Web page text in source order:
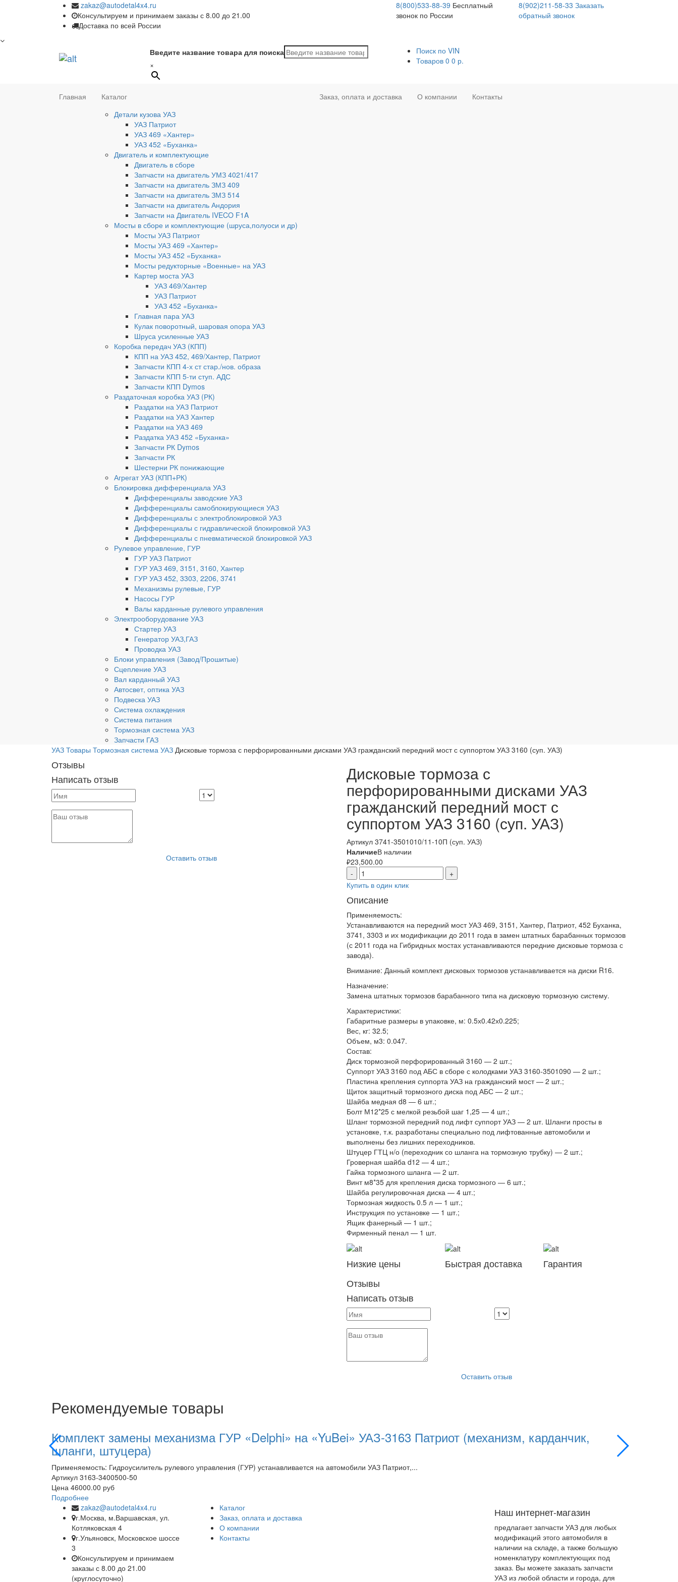
zakaz@autodetal4x4.ru
Консультируем и принимаем заказы с 8.00 до 21.00
Доставка по всей России
8(800)533-88-39 Бесплатный
звонок по России
8(902)211-58-33 Заказать
обратный звонок
Введите название товара для поиска
×
Поиск по VIN
Товаров 0 0 р.
Главная
Каталог
Детали кузова УАЗ
УАЗ Патриот
УАЗ 469 «Хантер»
УАЗ 452 «Буханка»
Двигатель и комплектующие
Двигатель в сборе
Запчасти на двигатель УМЗ 4021/417
Запчасти на двигатель ЗМЗ 409
Запчасти на двигатель ЗМЗ 514
Запчасти на двигатель Андория
Запчасти на Двигатель IVECO F1A
Мосты в сборе и комплектующие (шруса,полуоси и др)
Мосты УАЗ Патриот
Мосты УАЗ 469 «Хантер»
Мосты УАЗ 452 «Буханка»
Мосты редукторные «Военные» на УАЗ
Картер моста УАЗ
УАЗ 469/Хантер
УАЗ Патриот
УАЗ 452 «Буханка»
Главная пара УАЗ
Кулак поворотный, шаровая опора УАЗ
Шруса усиленные УАЗ
Коробка передач УАЗ (КПП)
КПП на УАЗ 452, 469/Хантер, Патриот
Запчасти КПП 4-х ст стар./нов. образа
Запчасти КПП 5-ти ступ. АДС
Запчасти КПП Dymos
Раздаточная коробка УАЗ (РК)
Раздатки на УАЗ Патриот
Раздатки на УАЗ Хантер
Раздатки на УАЗ 469
Раздатка УАЗ 452 «Буханка»
Запчасти РК Dymos
Запчасти РК
Шестерни РК понижающие
Агрегат УАЗ (КПП+РК)
Блокировка дифференциала УАЗ
Дифференциалы заводские УАЗ
Дифференциалы самоблокирующиеся УАЗ
Дифференциалы с электроблокировкой УАЗ
Дифференциалы с гидравлической блокировкой УАЗ
Дифференциалы с пневматической блокировкой УАЗ
Рулевое управление, ГУР
ГУР УАЗ Патриот
ГУР УАЗ 469, 3151, 3160, Хантер
ГУР УАЗ 452, 3303, 2206, 3741
Механизмы рулевые, ГУР
Насосы ГУР
Валы карданные рулевого управления
Электрооборудование УАЗ
Стартер УАЗ
Генератор УАЗ,ГАЗ
Проводка УАЗ
Блоки управления (Завод/Прошитые)
Сцепление УАЗ
Вал карданный УАЗ
Автосвет, оптика УАЗ
Подвеска УАЗ
Система охлаждения
Система питания
Тормозная система УАЗ
Запчасти ГАЗ
Заказ, оплата и доставка О компании Контакты
УАЗ Товары Тормозная система УАЗ Дисковые тормоза с перфорированными дисками УАЗ гражданский передний мост с суппортом УАЗ 3160 (суп. УАЗ)
Отзывы
Написать отзыв
Оставить отзыв
Дисковые тормоза с
перфорированными дисками УАЗ
гражданский передний мост с
суппортом УАЗ 3160 (суп. УАЗ)
Артикул 3741-3501010/11-10П (суп. УАЗ)
НаличиеВ наличии
₽23,500.00
-
+
Купить в один клик
Описание
Применяемость:
Устанавливаются на передний мост УАЗ 469, 3151, Хантер, Патриот, 452 Буханка,
3741, 3303 и их модификации до 2011 года в замен штатных барабанных тормозов
(с 2011 года на Гибридных мостах устанавливаются передние дисковые тормоза с
завода).
Внимание: Данный комплект дисковых тормозов устанавливается на диски R16.
Назначение:
Замена штатных тормозов барабанного типа на дисковую тормозную систему.
Характеристики:
Габаритные размеры в упаковке, м: 0.5х0.42х0.225;
Вес, кг: 32.5;
Объем, м3: 0.047.
Состав:
Диск тормозной перфорированный 3160 — 2 шт.;
Суппорт УАЗ 3160 под АБС в сборе с колодками УАЗ 3160-3501090 — 2 шт.;
Пластина крепления суппорта УАЗ на гражданский мост — 2 шт.;
Щиток защитный тормозного диска под АБС — 2 шт.;
Шайба медная d8 — 6 шт.;
Болт М12*25 с мелкой резьбой шаг 1,25 — 4 шт.;
Шланг тормозной передний под лифт суппорт УАЗ — 2 шт. Шланги просты в
установке, т.к. разработаны специально под лифтованные автомобили и
выполнены без лишних переходников.
Штуцер ГТЦ н/о (переходник со шланга на тормозную трубку) — 2 шт.;
Гроверная шайба d12 — 4 шт.;
Гайка тормозного шланга — 2 шт.
Винт м8*35 для крепления диска тормозного — 6 шт.;
Шайба регулировочная диска — 4 шт.;
Тормозная жидкость 0.5 л — 1 шт.;
Инструкция по установке — 1 шт.;
Ящик фанерный — 1 шт.;
Фирменный пенал — 1 шт.
Низкие цены Быстрая доставка
Гарантия
Отзывы
Написать отзыв
Оставить отзыв
Рекомендуемые товары
Комплект замены механизма ГУР «Delphi» на «YuBei» УАЗ-3163 Патриот (механизм, карданчик,
шланги, штуцера)
Применяемость: Гидроусилитель рулевого управления (ГУР) устанавливается на автомобили УАЗ Патриот,...
Артикул 3163-3400500-50
Цена 46000.00 руб
Подробнее
zakaz@autodetal4x4.ru
г.Москва, м.Варшавская, ул.
Котляковская 4
г.Ульяновск, Московское шоссе
3
Консультируем и принимаем
заказы с 8.00 до 21.00
(круглосуточно)
Каталог
Заказ, оплата и доставка
О компании
Контакты
Наш интернет-магазин
предлагает запчасти УАЗ для любых
модификаций этого автомобиля в
наличии на складе, а также большую
номенклатуру комплектующих под
заказ. Вы можете заказать запчасти
УАЗ из любой области и города, для